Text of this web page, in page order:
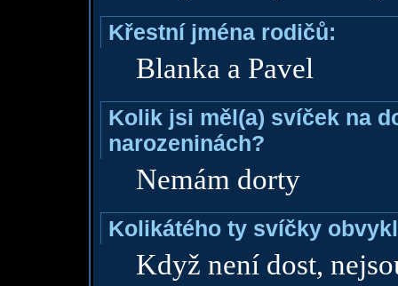
Křestní jména rodičů:
Blanka a Pavel
Kolik jsi měl(a) svíček na
narozeninách?
Nemám dorty
Kolikátého ty svíčky
Když není dost,